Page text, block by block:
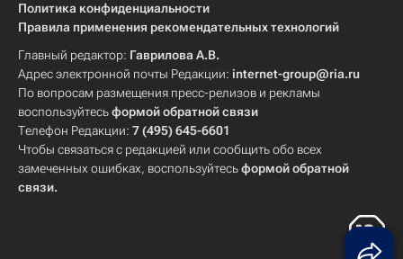
Политика конфиденциальности
Правила применения рекомендательных технологий
Главный редактор: Гаврилова А.В.
Адрес электронной почты Редакции: internet-group@ria.ru
По вопросам размещения пресс-релизов и рекламы
воспользуйтесьформой обратной связи
Телефон Редакции: 7 (495) 645-6601
Чтобы связаться с редакцией или сообщить обо всех
замеченных ошибках, воспользуйтесьформой обратной
связи.